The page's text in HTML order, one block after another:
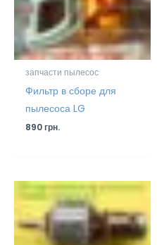
запчасти пылесос
Фильтр в сборе для
пылесоса LG
890грн.